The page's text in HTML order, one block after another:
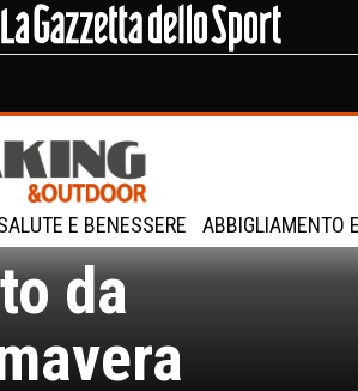
E BENESSERE ABBIGLIAMENTO
Non: 5
da